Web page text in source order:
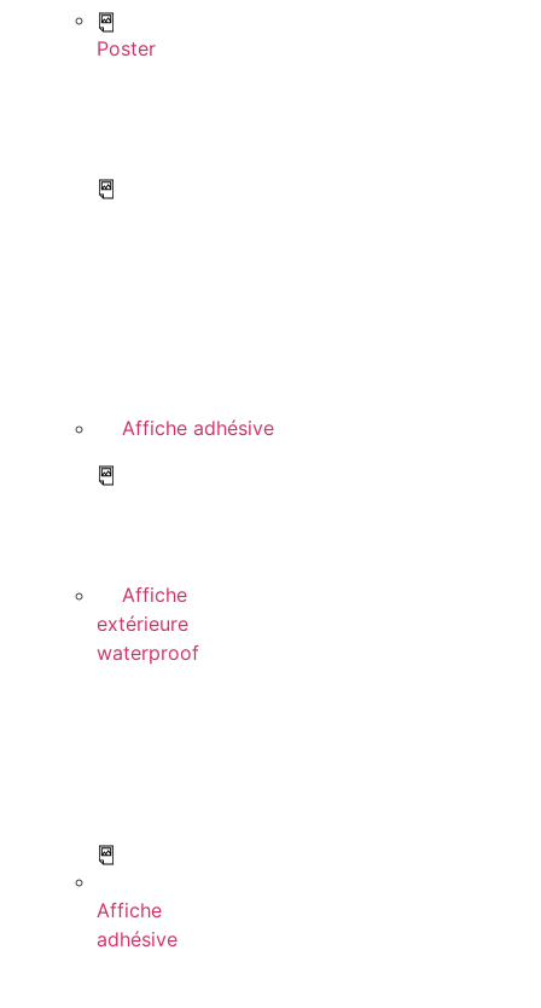
Affiche
extérieure
waterproof
Poster
Affiche
adhésive
Affiche adhésive